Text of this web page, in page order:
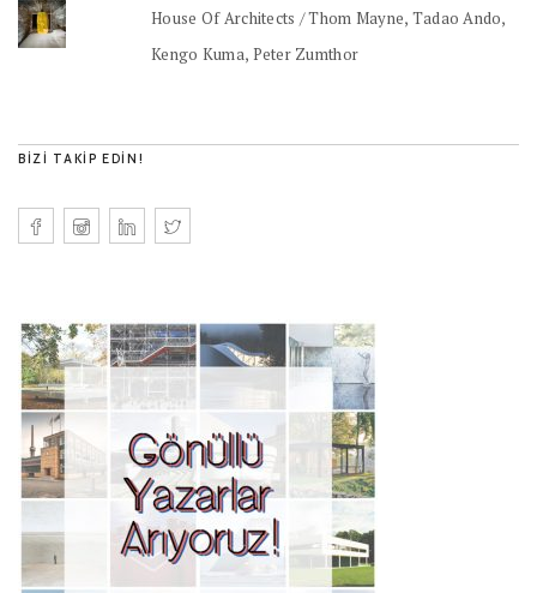
House Of Architects / Thom Mayne, Tadao Ando,
Kengo Kuma, Peter Zumthor
BIZI TAKIP EDIN!